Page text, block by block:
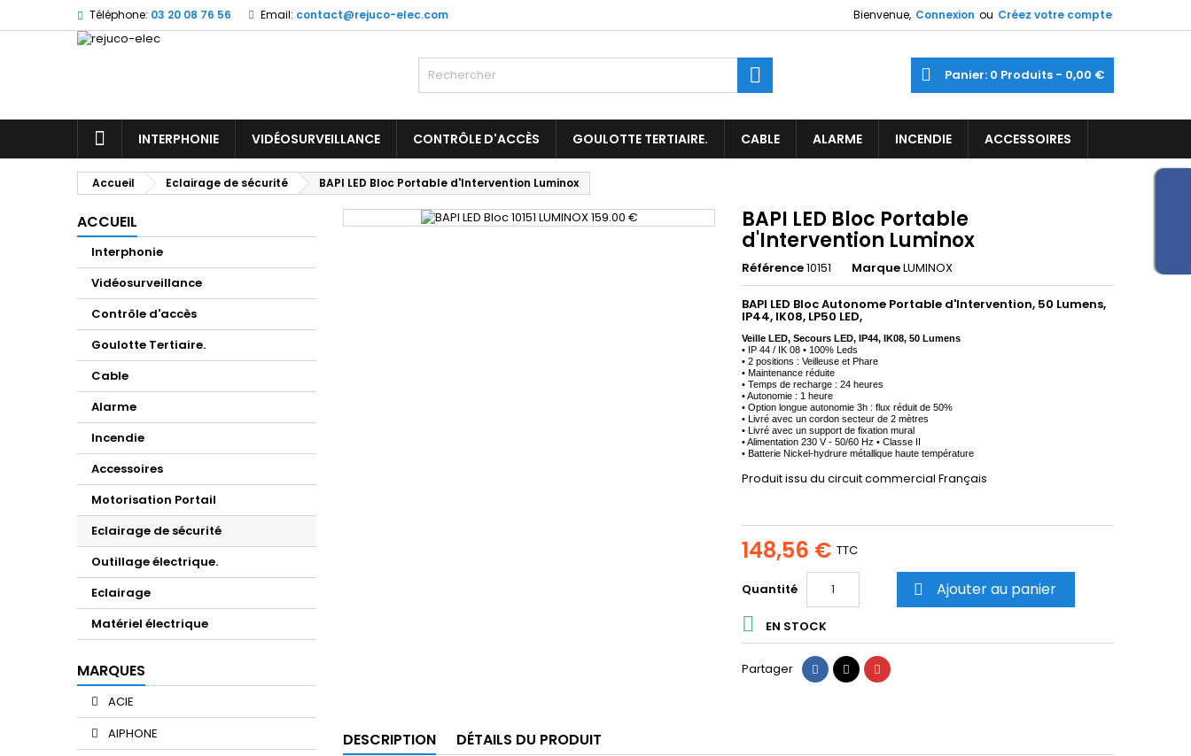
Téléphone: 03 20 08 76 56 Email: contact@rejuco-elec.com Bienvenue, Connexion ou Créez votre compte
Panier 0 Produits - 0,00 €
ACCUEILINTERPHONIE VIDÉOSURVEILLANCE CONTRÔLE D'ACCÈS GOULOTTE TERTIAIRE. CABLE ALARME INCENDIE ACCESSOIRES
Accueil Eclairage de sécurité BAPI LED Bloc Portable d'Intervention Luminox
ACCUEIL
Interphonie
Vidéosurveillance
Contrôle d'accès
Goulotte Tertiaire.
Cable
Alarme
Incendie
Accessoires
Motorisation Portail
Eclairage de sécurité
Outillage électrique.
Eclairage
Matériel électrique
MARQUES
ACIE
AIPHONE
BAPI LED Bloc Portable
d'Intervention Luminox
Référence10151 MarqueLUMINOX
BAPI LED Bloc Autonome Portable d'Intervention, 50 Lumens,
IP44, IK08, LP50 LED,
Veille LED, Secours LED, IP44, IK08, 50 Lumens
• IP 44 / IK 08 • 100% Leds
• 2 positions : Veilleuse et Phare
• Maintenance réduite
• Temps de recharge : 24 heures
• Autonomie : 1 heure
• Option longue autonomie 3h : flux réduit de 50%
• Livré avec un cordon secteur de 2 mètres
• Livré avec un support de fixation mural
• Alimentation 230 V - 50/60 Hz • Classe II
• Batterie Nickel-hydrure métallique haute température
Produit issu du circuit commercial Français
148,56 € TTC
Quantité  Ajouter au panier
 EN STOCK
Partager PartagerTweet Pinterest
DESCRIPTION DÉTAILS DU PRODUIT
Mes listes d'envies
add_circle_outline
Créer une nouvelle liste
((title))
((cancelText))
Connexion
Vous devez être connecté pour ajouter des produits à votre liste